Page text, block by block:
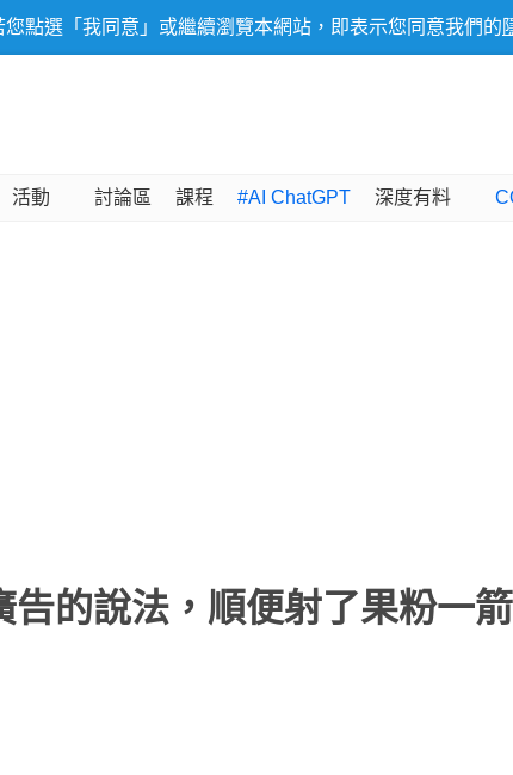
點選「我同意」或繼續瀏覽本網站，即表示您同意我們的
活動 討論區 課程 #AI ChatGPT 深度有料
的說法，順便射了果粉一箭